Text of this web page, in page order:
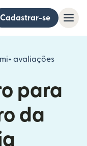
Cadastrar-se
mi+ avaliações
(abre
para
da